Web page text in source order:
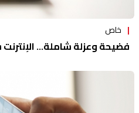
خاص
فضيحة وعزلة شاملة...